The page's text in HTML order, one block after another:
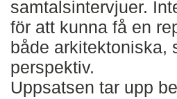
samtalsintervjuer.
för att kunna få en
både arkitektoniska,
perspektiv.
Uppsatsen tar upp